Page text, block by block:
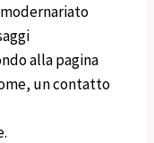
alla pagina
un contatto